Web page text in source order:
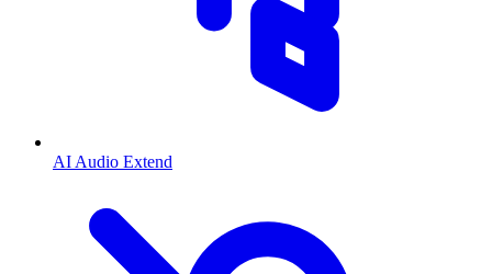
AI Audio Extend